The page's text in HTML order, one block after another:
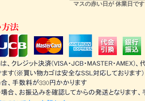
マスの赤い日が 休業日です